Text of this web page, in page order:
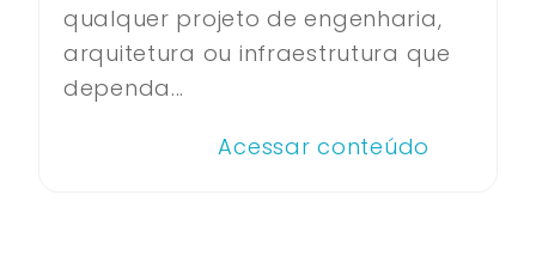
qualquer projeto de engenharia,
arquitetura ou infraestrutura que
dependa...
Acessar conteúdo